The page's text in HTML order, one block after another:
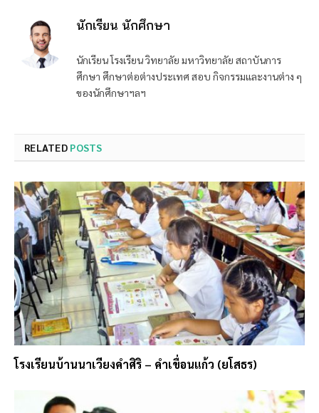
นักเรียน นักศึกษา
นักเรียน โรงเรียน วิทยาลัย มหาวิทยาลัย สถาบันการ
ศึกษา ศึกษาต่อต่างประเทศ สอบ กิจกรรมและงานต่าง ๆ
ของนักศึกษาฯลฯ
RELATED POSTS
โรงเรียนบ้านนาเวียงคำศิริ – คำเขื่อนแก้ว (ยโสธร)